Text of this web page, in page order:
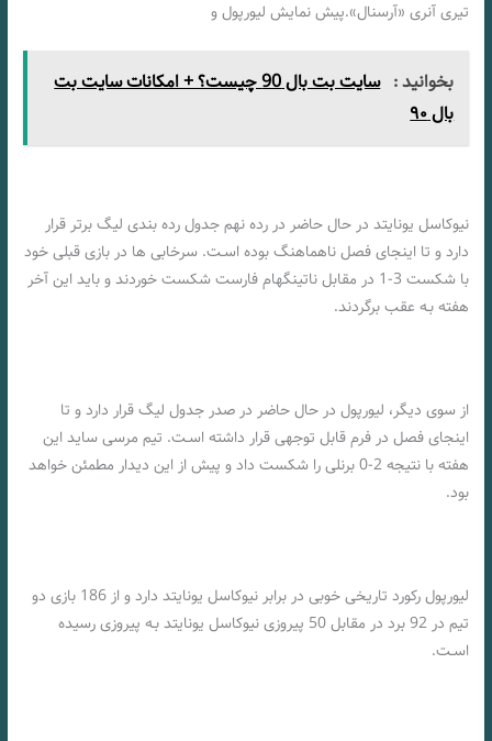
تیری آنری «آرسنال».پیش نمایش لیورپول و
بخوانید :
سایت بت بال 90 چیست؟ + امکانات سایت بت
بال ۹۰
نیوکاسل یونایتد در حال حاضر در رده نهم جدول رده بندی لیگ برتر قرار
دارد و تا اینجای فصل ناهماهنگ بوده اسـت. سرخابی ها در بازی قبلی خود
با شکست 3-1 در مقابل ناتینگهام فارست شکست خوردند و باید این آخر
هفته بـه عقب برگردند.
از سوی دیگر، لیورپول در حال حاضر در صدر جدول لیگ قرار دارد و تا
اینجای فصل در فرم قابل توجهی قرار داشته اسـت. تیم مرسی ساید این
هفته با نتیجه 2-0 برنلی را شکست داد و پیش از این دیدار مطمئن خواهد
بود.
لیورپول رکورد تاریخی خوبی در برابر نیوکاسل یونایتد دارد و از 186 بازی دو
تیم در 92 برد در مقابل 50 پیروزی نیوکاسل یونایتد بـه پیروزی رسیده
اسـت.